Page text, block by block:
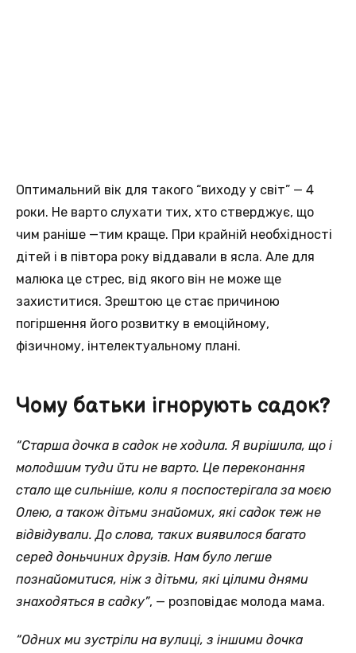
Оптимальний вік для такого “виходу у світ” — 4
роки. Не варто слухати тих, хто стверджує, що
чим раніше —тим краще. При крайній необхідності
дітей і в півтора року віддавали в ясла. Але для
малюка це стрес, від якого він не може ще
захиститися. Зрештою це стає причиною
погіршення його розвитку в емоційному,
фізичному, інтелектуальному плані.
Чому батьки ігнорують садок?
“Старша дочка в садок не ходила. Я вирішила, що і
молодшим туди йти не варто. Це переконання
стало ще сильніше, коли я поспостерігала за моєю
Олею, а також дітьми знайомих, які садок теж не
відвідували. До слова, таких виявилося багато
серед доньчиних друзів. Нам було легше
познайомитися, ніж з дітьми, які цілими днями
знаходяться в садку”, — розповідає молода мама.
“Одних ми зустріли на вулиці, з іншими дочка